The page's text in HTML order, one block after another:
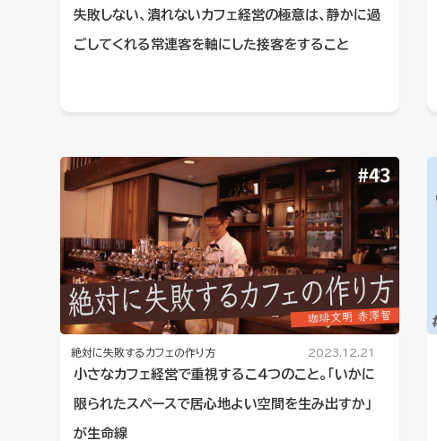
失敗しない、潰れないカフェ経営の極意は、静かに過
ごしてくれる常連客を軸にした接客をすること
絶対に失敗するカフェの作り方 2023.12.21
小さなカフェ経営で重視するこ４つのこと。「いかに
限られたスペースで居心地よい空間を生み出すか」
が生命線